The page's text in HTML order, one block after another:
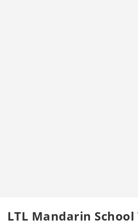
LTL Mandarin School